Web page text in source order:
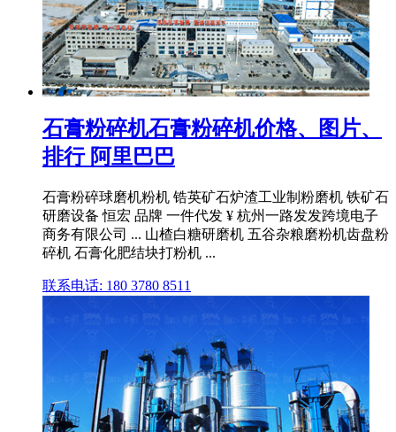
石膏粉碎机石膏粉碎机价格、图片、
排行 阿里巴巴
石膏粉碎球磨机粉机 锆英矿石炉渣工业制粉磨机 铁矿石
研磨设备 恒宏 品牌 一件代发 ¥ 杭州一路发发跨境电子
商务有限公司 ... 山楂白糖研磨机 五谷杂粮磨粉机齿盘粉
碎机 石膏化肥结块打粉机 ...
联系电话: 180 3780 8511